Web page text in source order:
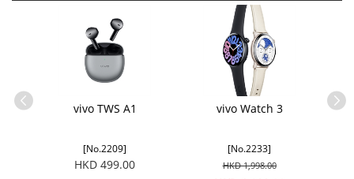
vivo TWS A1
[No.2209]
HKD 499.00
vivo Watch 3
[No.2233]
HKD 1,998.00